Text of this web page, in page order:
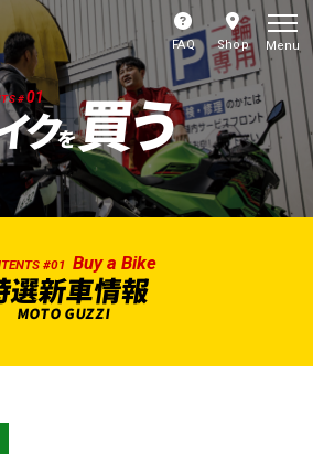
FAQ Shop Menu
#01
クを買う
#01 Buy a Bike
選新車情報
MOTO GUZZI